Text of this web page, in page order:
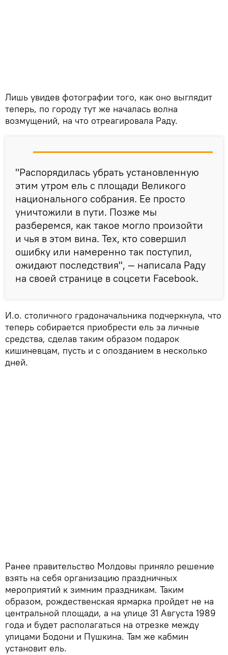
Лишь увидев фотографии того, как оно выглядит
теперь, по городу тут же началась волна
возмущений, на что отреагировала Раду.
"Распорядилась убрать установленную
этим утром ель с площади Великого
национального собрания. Ее просто
уничтожили в пути. Позже мы
разберемся, как такое могло произойти
и чья в этом вина. Тех, кто совершил
ошибку или намеренно так поступил,
ожидают последствия", — написала Раду
на своей странице в соцсети Facebook.
И.о. столичного градоначальника подчеркнула, что
теперь собирается приобрести ель за личные
средства, сделав таким образом подарок
кишиневцам, пусть и с опозданием в несколько
дней.
Ранее правительство Молдовы приняло решение
взять на себя организацию праздничных
мероприятий к зимним праздникам. Таким
образом, рождественская ярмарка пройдет не на
центральной площади, а на улице 31 Августа 1989
года и будет располагаться на отрезке между
улицами Бодони и Пушкина. Там же кабмин
установит ель.